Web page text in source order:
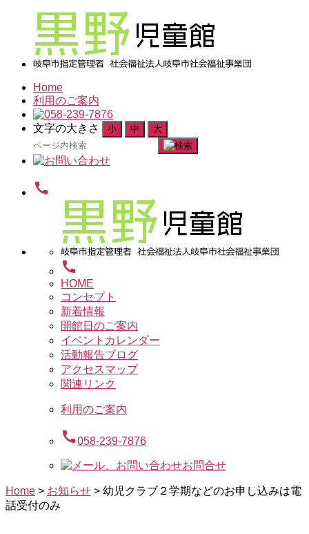
Home
利用のご案内
文字の大きさ 小 中 大
検
索
象:
call
call
HOME
コンセプト
新着情報
開館日のご案内
イベントカレンダー
活動報告ブログ
アクセスマップ
関連リンク
利用のご案内
call058-239-7876
お問合せ
Home > お知らせ > 幼児クラブ２学期などのお申し込みは電
話受付のみ